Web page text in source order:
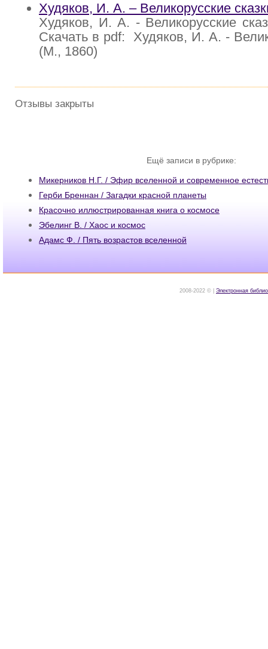
Худяков, И. А. – Великорусские
Худяков, И. А. - Великорусские
Скачать в pdf: Худяков, И. А. -
(М., 1860)
Отзывы закрыты
Ещё записи в рубрике:
Микерников Н.Г. / Эфир вселенной и современное
Герби Бреннан / Загадки красной планеты
Красочно иллюстрированная книга о космосе
Эбелинг В. / Хаос и космос
Адамс Ф. / Пять возрастов вселенной
2008-2022 © | Электронная